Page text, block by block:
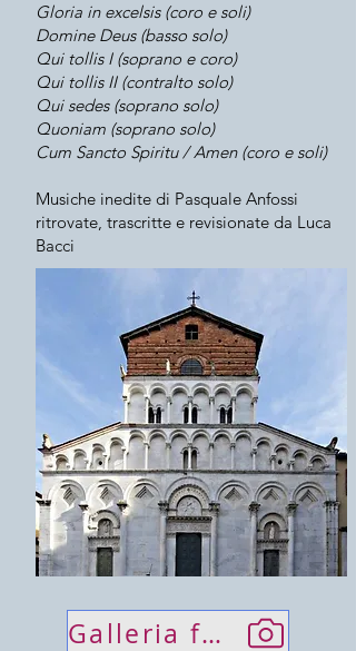
Gloria in excelsis (coro e soli)
Domine Deus (basso solo)
Qui tollis I (soprano e coro)
Qui tollis II (contralto solo)
Qui sedes (soprano solo)
Quoniam (soprano solo)
Cum Sancto Spiritu / Amen (coro e soli)
Musiche inedite di Pasquale Anfossi
ritrovate, trascritte e revisionate da Luca
Bacci
Galleria fotografica